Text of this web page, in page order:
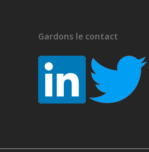
Gardons le contact